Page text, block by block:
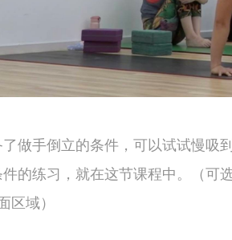
做手倒立的条件，可以试试慢吸
的练习，就在这节课程中。（可
区域）